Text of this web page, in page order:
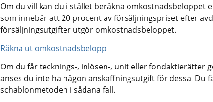
Om du vill kan du i stället beräkna omkostnadsbeloppet
som innebär att 20 procent av försäljningspriset efter
försäljningsutgifter utgör omkostnadsbeloppet.
Räkna ut omkostnadsbelopp
Om du får tecknings-, inlösen-, unit eller fondaktierätter
anses du inte ha någon anskaffningsutgift för dessa. Du
schablonmetoden i sådana fall.